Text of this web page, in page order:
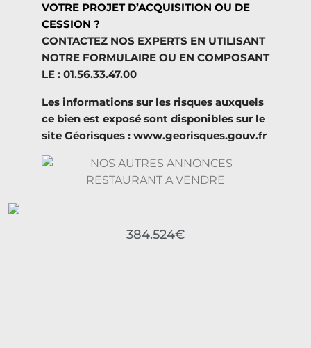
VOTRE PROJET D’ACQUISITION OU DE
CESSION ?
CONTACTEZ NOS EXPERTS EN UTILISANT
NOTRE FORMULAIRE OU EN COMPOSANT
LE : 01.56.33.47.00
Les informations sur les risques auxquels
ce bien est exposé sont disponibles sur le
site Géorisques : www.georisques.gouv.fr
384.524€